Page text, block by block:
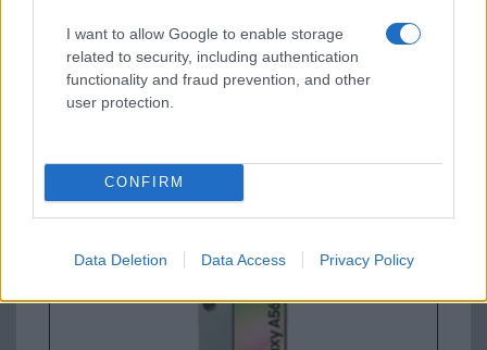
I want to allow Google to enable storage
related to security, including authentication
functionality and fraud prevention, and other
user protection.
CONFIRM
Data Deletion Data Access Privacy Policy
224.000 Ft (új)